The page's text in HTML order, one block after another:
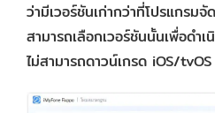
ว่ามีเวอร์ชันเก่ากว่าที่โปรแกรม
สามารถเลือกเวอร์ชันนั้นเพื่อดำ
ไม่สามารถดาวน์เกรด iOS/